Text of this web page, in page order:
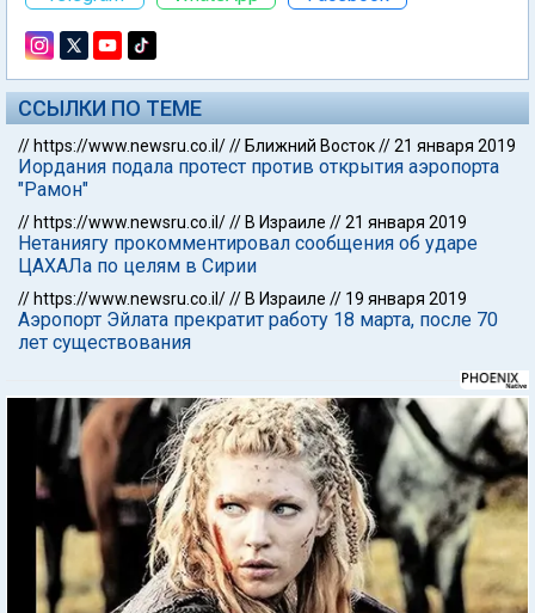
ССЫЛКИ ПО ТЕМЕ
// https://www.newsru.co.il/// Ближний Восток//21 января 2019
Иордания подала протест против открытия аэропорта
"Рамон"
// https://www.newsru.co.il/// В Израиле //21 января 2019
Нетаниягу прокомментировал сообщения об ударе
ЦАХАЛа по целям в Сирии
// https://www.newsru.co.il/// В Израиле // 19 января 2019
Аэропорт Эйлата прекратит работу 18 марта, после 70
лет существования